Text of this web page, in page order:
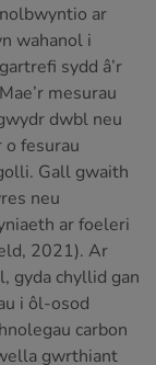
ar
wahanol i
sydd â’r
mesurau
dwbl neu
o fesurau
Gall gwaith
neu
ar foeleri
2021). Ar
gyda chyllid gan
i ôl-osod
carbon
gwrthiant